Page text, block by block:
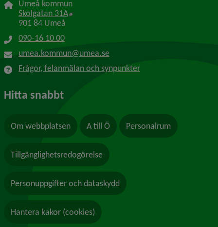
Umeå kommun
Skolgatan 31A Länk till annan webbplats, öppnas i nytt
901 84 Umeå
090-16 10 00
umea.kommun@umea.se
Frågor, felanmälan och synpunkter
Hitta snabbt
Om webbplatsen A till Ö Personalrum
Tillgänglighetsredogörelse
Personuppgifter och dataskydd
Hantera kakor (cookies)